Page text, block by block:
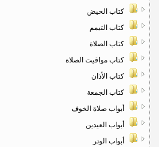
كتاب الحيض
كتاب التيمم
كتاب الصلاة
كتاب مواقيت الصلاة
كتاب الأذان
كتاب الجمعة
أبواب صلاة الخوف
أبواب العيدين
أبواب الوتر